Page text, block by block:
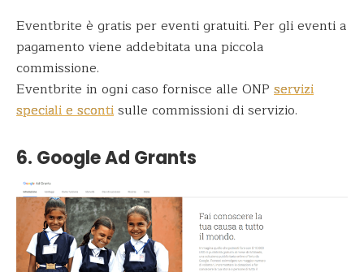
Eventbrite è gratis per eventi gratuiti. Per gli eventi a
pagamento viene addebitata una piccola
commissione.
Eventbrite in ogni caso fornisce alle ONP servizi
speciali e scontisulle commissioni di servizio.
6. Google Ad Grants